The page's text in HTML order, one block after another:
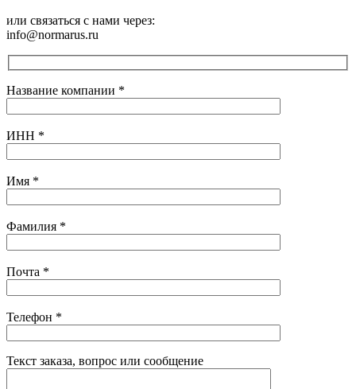
или связаться с нами через:
info@normarus.ru
Название компании *
ИНН *
Имя *
Фамилия *
Почта *
Телефон *
Текст заказа, вопрос или сообщение